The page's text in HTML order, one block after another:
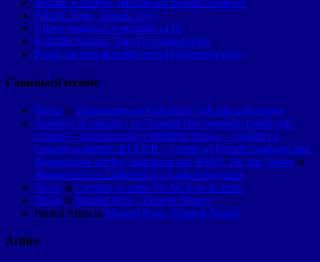
Mardin și Midyat, născute din nahitul Anatoliei
Palatul Troja, Zámek Troja
Vltava pragheză și podurile ei (I)
Kalaallit Nunaat, Țara Groenlandezilor
Praga, un oraș accesibil oricui (informații utile)
Comentarii recente
Elvira la Monumento ao Calceteiro, calçada portuguesa
Azulejos & calçada - cu Jurnalul Bucureștiului (publicație
cultural – educațională și științifică franco – română cu
caracter academic al CUFR – Centre of French Graduate and
Postgraduate advice, education and R&D). Dr. ing. Sebas la
Monumento ao Calceteiro, calçada portuguesa
Elvira la Creştini, se aude TOACA pe la schit!
Elvira la Muzeul Popa, Târpeşti Neamţ
Panica Alina la Muzeul Popa, Târpeşti Neamţ
Arhive